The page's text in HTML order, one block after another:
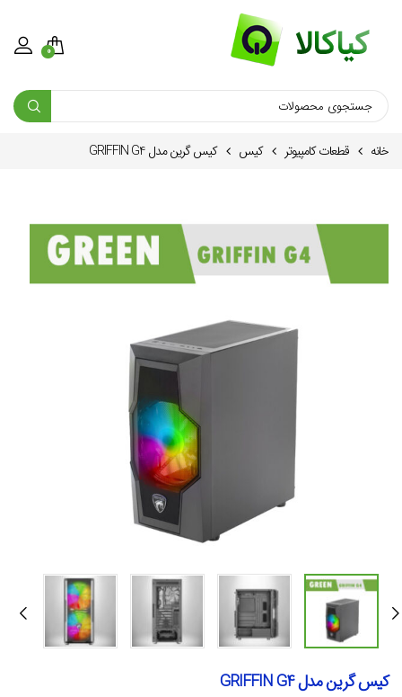
0
خانه قطعات کامپیوتر کیس کیس گرین مدل GRIFFIN G4
کیس گرین مدل GRIFFIN G4